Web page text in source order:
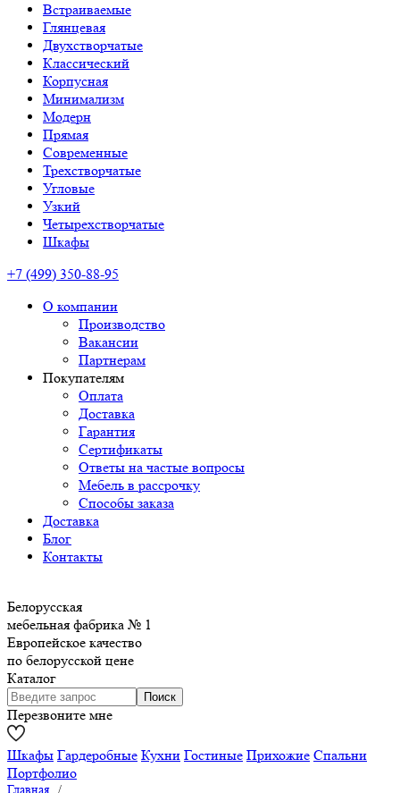
Встраиваемые
Глянцевая
Двухстворчатые
Классический
Корпусная
Минимализм
Модерн
Прямая
Современные
Трехстворчатые
Угловые
Узкий
Четырехстворчатые
Шкафы
+7 (499) 350-88-95
О компании
Производство
Вакансии
Партнерам
Покупателям
Оплата
Доставка
Гарантия
Сертификаты
Ответы на частые вопросы
Мебель в рассрочку
Способы заказа
Доставка
Блог
Контакты
Белорусская
мебельная фабрика № 1
Европейское качество
по белорусской цене
Каталог
Перезвоните мне
Шкафы Гардеробные Кухни Гостиные Прихожие Спальни
Портфолио
Главная /